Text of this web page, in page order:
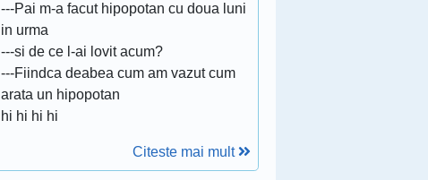
---Pai m-a facut hipopotan cu doua luni
in urma
---si de ce l-ai lovit acum?
---Fiindca deabea cum am vazut cum
arata un hipopotan
hi hi hi hi
Citeste mai mult